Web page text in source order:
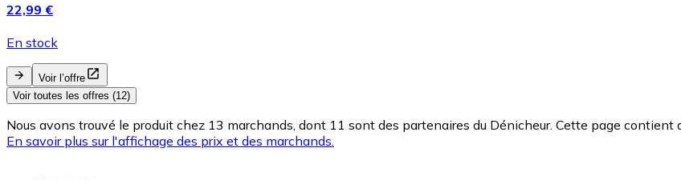
22,99 €
En stock
Voir l’offre
Voir toutes les offres (12)
Nous avons trouvé le produit chez 13 marchands, dont 11 sont des partenaires du Dénicheur. Cette page
En savoir plus sur l'affichage des prix et des marchands.